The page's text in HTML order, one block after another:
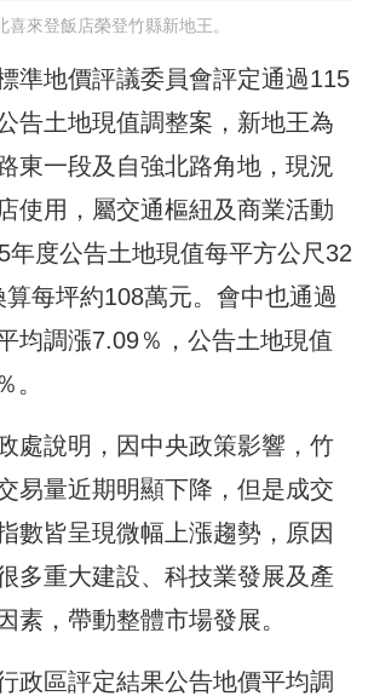
喜來登飯店榮登竹縣新地王。
準地價評議委員會評定通過115
告土地現值調整案，新地王為
東一段及自強北路角地，現況
使用，屬交通樞紐及商業活動
年度公告土地現值每平方公尺32
每坪約108萬元。會中也通過
均調漲7.09％，公告土地現值
。
處說明，因中央政策影響，竹
易量近期明顯下降，但是成交
數皆呈現微幅上漲趨勢，原因
多重大建設、科技業發展及產
素，帶動整體市場發展。
政區評定結果公告地價平均調